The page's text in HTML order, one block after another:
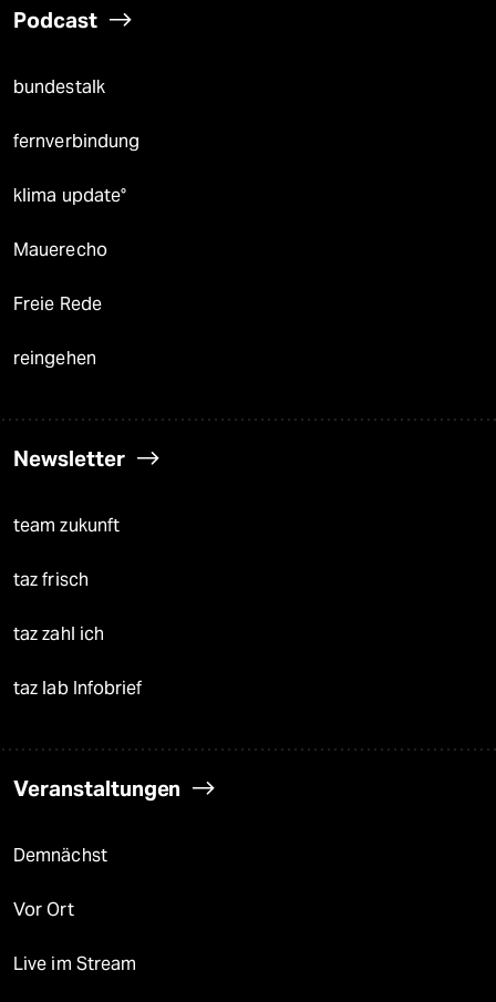
Podcast
bundestalk
fernverbindung
klima update°
Mauerecho
Freie Rede
reingehen
Newsletter
team zukunft
taz frisch
taz zahl ich
taz lab Infobrief
Veranstaltungen
Demnächst
Vor Ort
Live im Stream